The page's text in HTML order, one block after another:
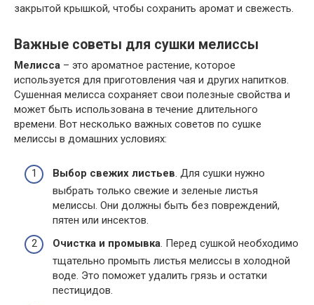
закрытой крышкой, чтобы сохранить аромат и свежесть.
Важные советы для сушки мелиссы
Мелисса – это ароматное растение, которое
используется для приготовления чая и других напитков.
Сушенная мелисса сохраняет свои полезные свойства и
может быть использована в течение длительного
времени. Вот несколько важных советов по сушке
мелиссы в домашних условиях:
Выбор свежих листьев. Для сушки нужно
выбрать только свежие и зеленые листья
мелиссы. Они должны быть без повреждений,
пятен или инсектов.
Очистка и промывка. Перед сушкой необходимо
тщательно промыть листья мелиссы в холодной
воде. Это поможет удалить грязь и остатки
пестицидов.